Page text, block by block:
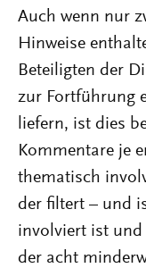
Auch wenn nur
Hinweise
Beteiligten der
zur Fortführung
liefern, ist dies
Kommentare je
thematisch
der filtert – und
involviert ist
der acht